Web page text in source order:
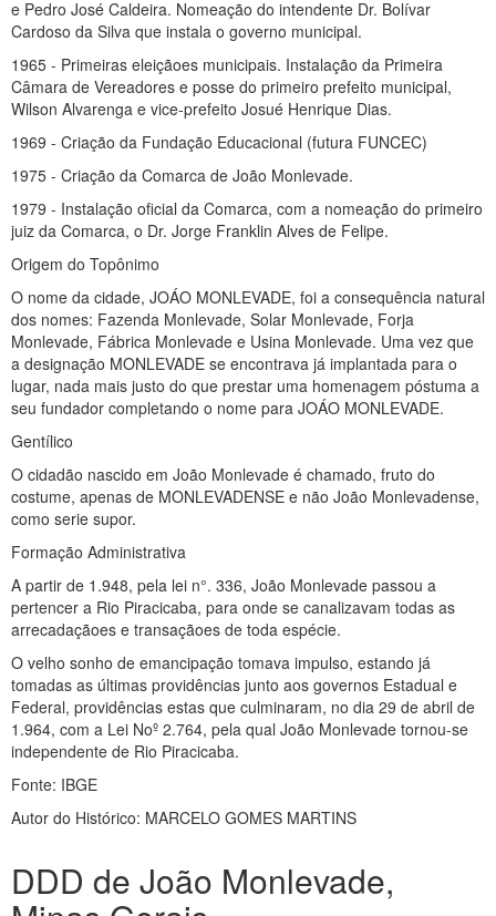
e Pedro José Caldeira. Nomeação do intendente Dr. Bolívar
Cardoso da Silva que instala o governo municipal.
1965 - Primeiras eleiçãoes municipais. Instalação da Primeira
Câmara de Vereadores e posse do primeiro prefeito municipal,
Wilson Alvarenga e vice-prefeito Josué Henrique Dias.
1969 - Criação da Fundação Educacional (futura FUNCEC)
1975 - Criação da Comarca de João Monlevade.
1979 - Instalação oficial da Comarca, com a nomeação do primeiro
juiz da Comarca, o Dr. Jorge Franklin Alves de Felipe.
Origem do Topônimo
O nome da cidade, JOÁO MONLEVADE, foi a consequência natural
dos nomes: Fazenda Monlevade, Solar Monlevade, Forja
Monlevade, Fábrica Monlevade e Usina Monlevade. Uma vez que
a designação MONLEVADE se encontrava já implantada para o
lugar, nada mais justo do que prestar uma homenagem póstuma a
seu fundador completando o nome para JOÁO MONLEVADE.
Gentílico
O cidadão nascido em João Monlevade é chamado, fruto do
costume, apenas de MONLEVADENSE e não João Monlevadense,
como serie supor.
Formação Administrativa
A partir de 1.948, pela lei n°. 336, João Monlevade passou a
pertencer a Rio Piracicaba, para onde se canalizavam todas as
arrecadaçãoes e transaçãoes de toda espécie.
O velho sonho de emancipação tomava impulso, estando já
tomadas as últimas providências junto aos governos Estadual e
Federal, providências estas que culminaram, no dia 29 de abril de
1.964, com a Lei Noº 2.764, pela qual João Monlevade tornou-se
independente de Rio Piracicaba.
Fonte: IBGE
Autor do Histórico: MARCELO GOMES MARTINS
DDD de João Monlevade,